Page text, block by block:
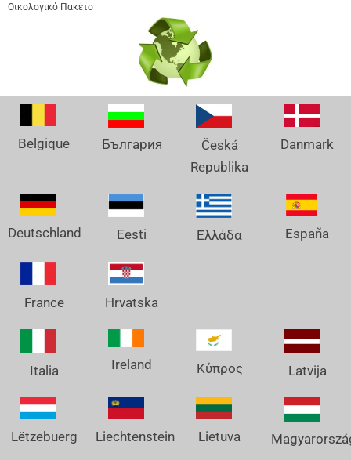
Οικολογικό Πακέτο
Belgique България
Česká
Republika
Danmark
Deutschland Eesti Ελλάδα España
France Hrvatska
Italia Ireland Κύπρος Latvija
Lëtzebuerg Liechtenstein Lietuva